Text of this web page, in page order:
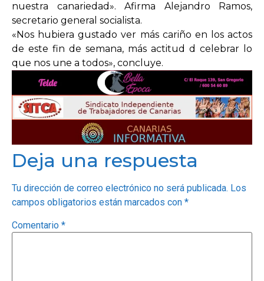
nuestra canariedad». Afirma Alejandro Ramos,
secretario general socialista.
«Nos hubiera gustado ver más cariño en los actos
de este fin de semana, más actitud d celebrar lo
que nos une a todos», concluye.
Deja una respuesta
Tu dirección de correo electrónico no será publicada. Los
campos obligatorios están marcados con *
Comentario *